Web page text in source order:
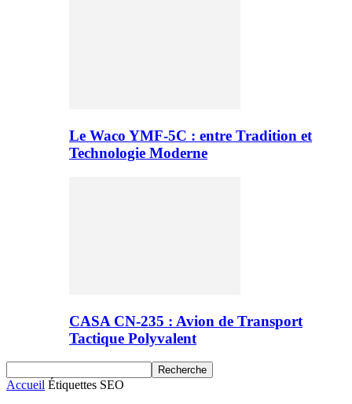
Le Waco YMF-5C : entre Tradition et
Technologie Moderne
CASA CN-235 : Avion de Transport
Tactique Polyvalent
Accueil Étiquettes SEO